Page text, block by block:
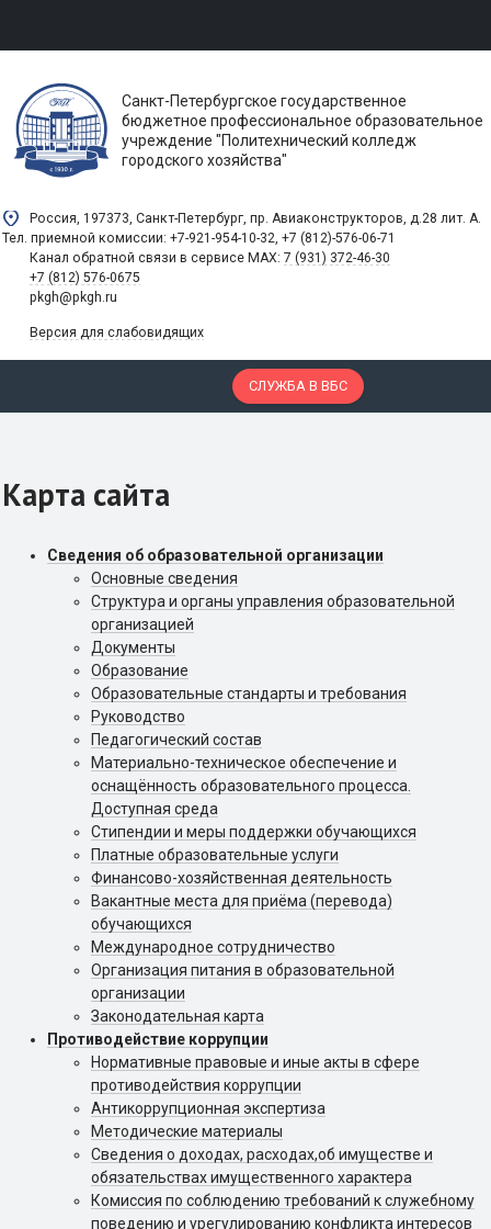
Санкт-Петербургское государственное
бюджетное профессиональное образовательное
учреждение "Политехнический колледж
городского хозяйства"
Россия, 197373, Санкт-Петербург, пр. Авиаконструкторов, д.28 лит. A.
Тел. приемной комиссии: +7-921-954-10-32, +7 (812)-576-06-71
Канал обратной связи в сервисе MAX: 7 (931) 372-46-30
+7 (812) 576-0675
pkgh@pkgh.ru
Версия для слабовидящих
СЛУЖБА В ВБС
Карта сайта
Сведения об образовательной организации
Основные сведения
Структура и органы управления образовательной
организацией
Документы
Образование
Образовательные стандарты и требования
Руководство
Педагогический состав
Материально-техническое обеспечение и
оснащённость образовательного процесса.
Доступная среда
Стипендии и меры поддержки обучающихся
Платные образовательные услуги
Финансово-хозяйственная деятельность
Вакантные места для приёма (перевода)
обучающихся
Международное сотрудничество
Организация питания в образовательной
организации
Законодательная карта
Противодействие коррупции
Нормативные правовые и иные акты в сфере
противодействия коррупции
Антикоррупционная экспертиза
Методические материалы
Сведения о доходах, расходах,об имуществе и
обязательствах имущественного характера
Комиссия по соблюдению требований к служебному
поведению и урегулированию конфликта интересов